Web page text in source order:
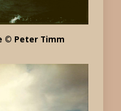
© Peter Timm